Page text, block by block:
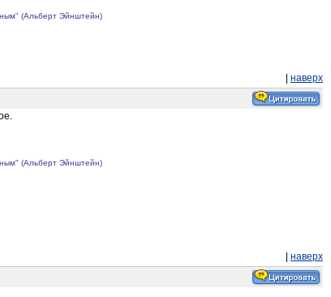
(Альберт Эйнштейн)
наверх
(Альберт Эйнштейн)
наверх